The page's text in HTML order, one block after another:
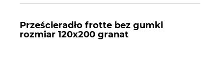
Prześcieradło frotte bez gumki
rozmiar 120x200 granat